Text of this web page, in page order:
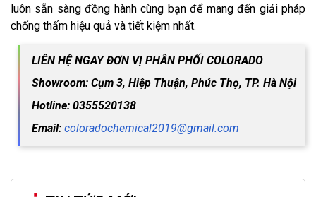
luôn sẵn sàng đồng hành cùng bạn để mang đến giải pháp
chống thấm hiệu quả và tiết kiệm nhất.
LIÊN HỆ NGAY ĐƠN VỊ PHÂN PHỐI COLORADO
Showroom: Cụm 3, Hiệp Thuận, Phúc Thọ, TP. Hà Nội
Hotline: 0355520138
Email: coloradochemical2019@gmail.com